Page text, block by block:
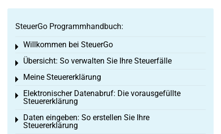
SteuerGo Programmhandbuch:
Willkommen bei SteuerGo
Toggle menu
Übersicht: So verwalten Sie Ihre Steuerfälle
Toggle menu
Meine Steuererklärung
Toggle menu
Elektronischer Datenabruf: Die vorausgefüllte
Steuererklärung
Toggle menu
Daten eingeben: So erstellen Sie Ihre
Steuererklärung
Toggle menu